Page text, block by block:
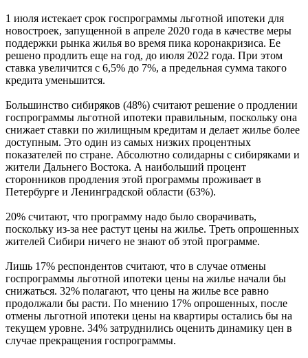
1 июля истекает срок госпрограммы льготной ипотеки для
новостроек, запущенной в апреле 2020 года в качестве меры
поддержки рынка жилья во время пика коронакризиса. Ее
решено продлить еще на год, до июля 2022 года. При этом
ставка увеличится с 6,5% до 7%, а предельная сумма такого
кредита уменьшится.
Большинство сибиряков (48%) считают решение о продлении
госпрограммы льготной ипотеки правильным, поскольку она
снижает ставки по жилищным кредитам и делает жилье более
доступным. Это один из самых низких процентных
показателей по стране. Абсолютно солидарны с сибиряками и
жители Дальнего Востока. А наибольший процент
сторонников продления этой программы проживает в
Петербурге и Ленинградской области (63%).
20% считают, что программу надо было сворачивать,
поскольку из-за нее растут цены на жилье. Треть опрошенных
жителей Сибири ничего не знают об этой программе.
Лишь 17% респондентов считают, что в случае отмены
госпрограммы льготной ипотеки цены на жилье начали бы
снижаться. 32% полагают, что цены на жилье все равно
продолжали бы расти. По мнению 17% опрошенных, после
отмены льготной ипотеки цены на квартиры остались бы на
текущем уровне. 34% затруднились оценить динамику цен в
случае прекращения госпрограммы.